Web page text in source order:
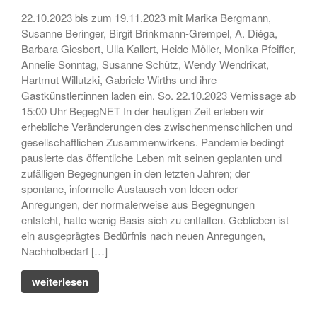
• Ausstellung zum 19. Hörder
SeHfest 2025 »TAKE ME TO
CHURCH – KUNST in der
Kirche« Malerei, Fotografie,
Installation, Objekt
• Ausstellung – »ZAUNGÄSTE«
– Grafik, Malerei, Fotografie,
Installation, Skulptur
• Ausstellung DORTMUNDER
EXPORT 2.0 – »TAKE ME TO
CHURCH« – Malerei,
Fotografie, Installation, Objekt
• Ausstellung –
»OHDUFRÖHLICHE« –
Malerei, Grafik, Objekt,
22.10.2023 bis zum 19.11.2023 mit Marika Bergmann,
Susanne Beringer, Birgit Brinkmann-Grempel, A. Diéga,
Barbara Giesbert, Ulla Kallert, Heide Möller, Monika Pfeiffer,
Annelie Sonntag, Susanne Schütz, Wendy Wendrikat,
Hartmut Willutzki, Gabriele Wirths und ihre
Gastkünstler:innen laden ein. So. 22.10.2023 Vernissage ab
15:00 Uhr BegegNET In der heutigen Zeit erleben wir
erhebliche Veränderungen des zwischenmenschlichen und
gesellschaftlichen Zusammenwirkens. Pandemie bedingt
pausierte das öffentliche Leben mit seinen geplanten und
zufälligen Begegnungen in den letzten Jahren; der
spontane, informelle Austausch von Ideen oder
Anregungen, der normalerweise aus Begegnungen
entsteht, hatte wenig Basis sich zu entfalten. Geblieben ist
ein ausgeprägtes Bedürfnis nach neuen Anregungen,
Nachholbedarf […]
weiterlesen